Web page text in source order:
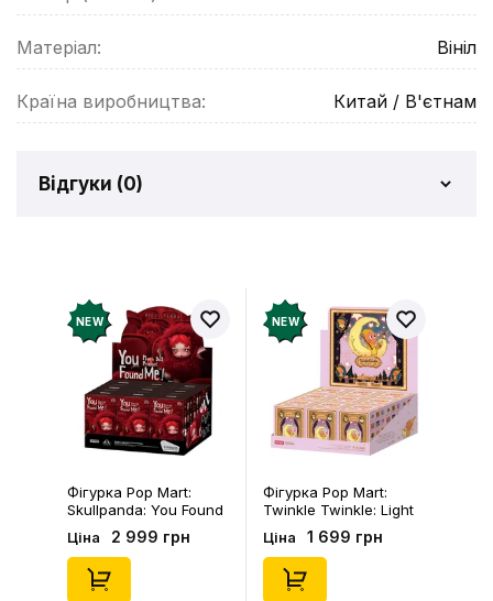
Матеріал: Вініл
Країна виробництва: Китай / В'єтнам
Відгуки (0)
Додайте відгук і отримайте 50 грн на свій
рахунок
Залишити відгук
NEW
Фігурка Pop Mart:
Skullpanda: You Found
Me!: Plush Doll Pendant
Series (Blind Box: 1 з
10) (Secret Edition),
(29347)
Ціна 2 999 грн
NEW
Фігурка Pop Mart:
Twinkle Twinkle: Light
Up: Scene Sets Series
(Blind Box: 1 з 10)
(Secret Edition),
(21372)
Ціна 1 699 грн